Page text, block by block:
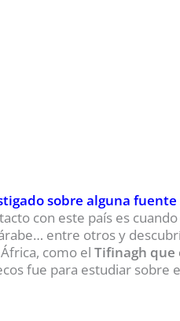
sobre alguna fuente
con este país es
entre otros y
como el Tifinagh que
fue para estudiar sobre